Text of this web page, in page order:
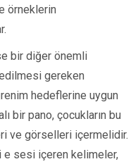
örneklerin
bir diğer önemli
edilmesi gereken
hedeflerine uygun
bir pano, çocukların bu
ve görselleri içermelidir.
e sesi içeren kelimeler,